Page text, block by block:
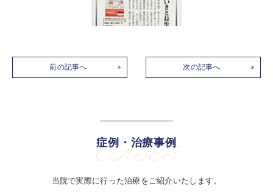
前の記事へ 次の記事へ
症例・治療事例
CASES
当院で実際に行った治療をご紹介いたします。